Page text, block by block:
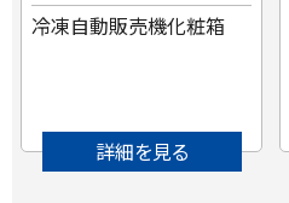
冷凍自動販売機化粧箱
詳細を見る